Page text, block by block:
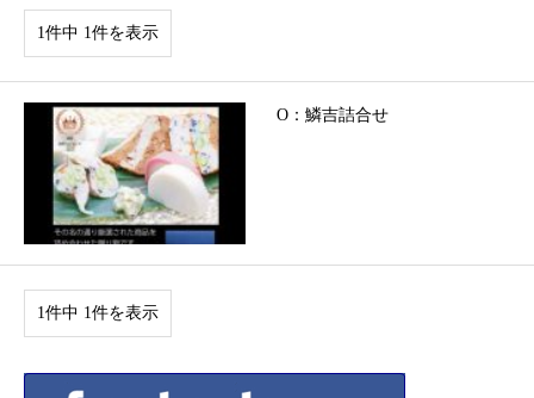
1件中 1件を表示
O：鱗吉詰合せ
1件中 1件を表示